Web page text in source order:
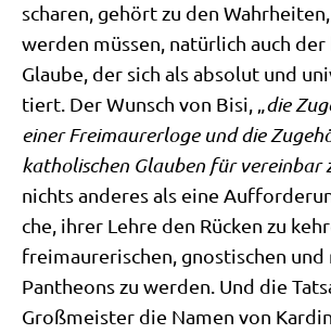
scha­ren, gehört zu den
wer­den müs­sen, natür­lich auch
Glau­be, der sich als abso­lut und
tiert. Der Wunsch von Bisi, „die
einer Frei­mau­rer­lo­ge und die
katho­li­schen Glau­ben für ver­ein­bar
nichts ande­res als eine
che, ihrer Leh­re den Rücken zu
frei­mau­re­ri­schen, gno­sti­schen
Pan­the­ons zu wer­den. Und die
Groß­mei­ster die Namen von